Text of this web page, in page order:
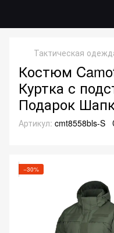
Тактическая
Костюм
Куртка с
Подарок
Артикул: cmt8558bls-S
−30%